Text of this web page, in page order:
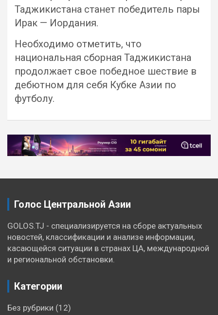
Таджикистана станет победитель пары
Ирак — Иордания.
Необходимо отметить, что
национальная сборная Таджикистана
продолжает свое победное шествие в
дебютном для себя Кубке Азии по
футболу.
Навигация
по
Голос Центральной Азии
GOLOS.TJ - специализируется на сборе актуальных
новостей, классификации и анализе информации,
касающейся ситуации в странах ЦА, международной
и региональной обстановки.
Категории
Без рубрики (12)